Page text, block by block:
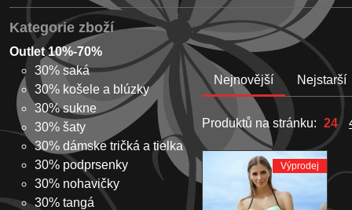
Nejnovější Nejstarší
Produktů na stránku: 24
Výprodej
Kategorie zboží
Outlet 10%-70%
30% saká
30% košele a blúzky
30% sukne
30% šaty
30% dámske tričká a tielka
30% podprsenky
30% nohavičky
30% tangá